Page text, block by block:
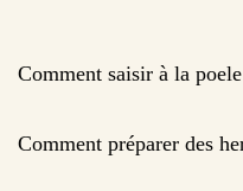
Comment saisir à la
Comment préparer des